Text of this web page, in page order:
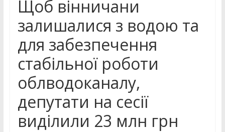
Щоб вінничани
залишалися з водою та
для забезпечення
стабільної роботи
облводоканалу,
депутати на сесії
виділили 23 млн грн